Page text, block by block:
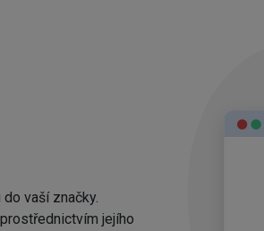
vaší značky.
jejího